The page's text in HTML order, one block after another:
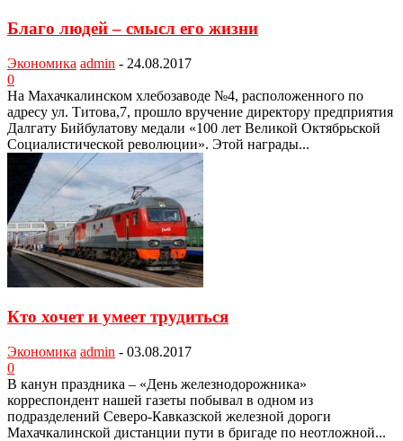
Благо людей – смысл его жизни
Экономика admin - 24.08.2017
0
На Махачкалинском хлебозаводе №4, расположенного по
адресу ул. Титова,7, прошло вручение директору пред­приятия
Далгату Бийбулатову медали «100 лет Великой Октябрьской
Социалистической революции». Этой награ­ды...
Кто хочет и умеет трудиться
Экономика admin - 03.08.2017
0
В канун праздника – «День железнодорож­ника»
корреспондент нашей газеты побывал в одном из
подразделений Северо-Кавказской железной дороги
Махачкалинской дистанции пути в бригаде по неотложной...